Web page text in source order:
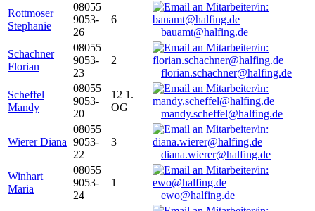
Rottmoser
Stephanie
08055
9053-
26
6
bauamt@halfing.de
Schachner
Florian
08055
9053-
23
2
florian.schachner@halfing.de
Scheffel
Mandy
08055
9053-
20
12 1.
OG
mandy.scheffel@halfing.de
Wierer Diana
08055
9053-
22
3
diana.wierer@halfing.de
Winhart
Maria
08055
9053-
24
1
ewo@halfing.de